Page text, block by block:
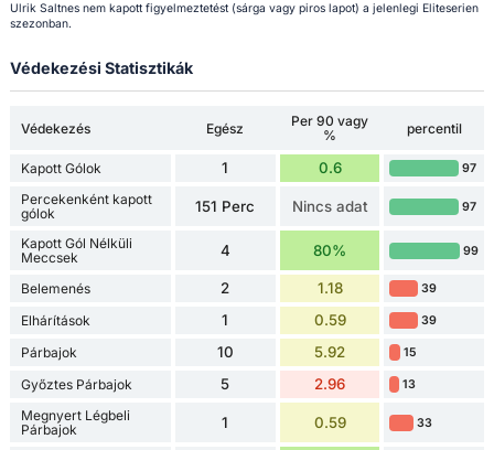
Ulrik Saltnes nem kapott figyelmeztetést (sárga vagy piros lapot) a jelenlegi Eliteserien
szezonban.
Védekezési Statisztikák
Védekezés Egész
Per 90 vagy
%
percentil
Kapott Gólok 1 0.6 97
Percekenként kapott
gólok
151 Perc Nincs adat 97
Kapott Gól Nélküli
Meccsek
4 80% 99
Belemenés 2 1.18 39
Elhárítások 1 0.59 39
Párbajok 10 5.92 15
Győztes Párbajok 5 2.96 13
Megnyert Légbeli
Párbajok
1 0.59 33